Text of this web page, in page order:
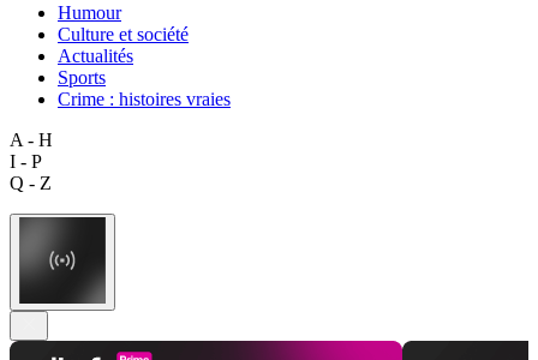
Humour
Culture et société
Actualités
Sports
Crime : histoires vraies
A - H
I - P
Q - Z